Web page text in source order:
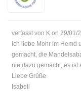
verfasst von K on 29/01/
Ich liebe Mohr im Hemd
gemacht, die
nie dazu gemacht, es ist
Liebe Grüße
Isabell